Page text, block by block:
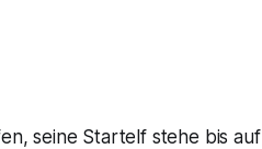
seine Startelf stehe bis auf